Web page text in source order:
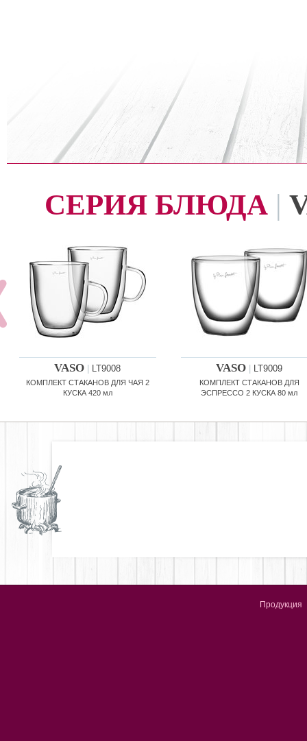
СЕРИЯ БЛЮДА |
VASO LT9008
КОМПЛЕКТ СТАКАНОВ ДЛЯ ЧАЯ 2
КУСКА 420 мл
VASO LT9009
КОМПЛЕКТ СТАКАНОВ ДЛЯ
ЭСПРЕССО 2 КУСКА 80 мл
Продукция